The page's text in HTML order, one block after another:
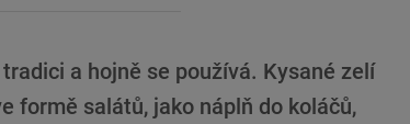
a hojně se používá. Kysané zelí
formě salátů, jako náplň do koláčů,